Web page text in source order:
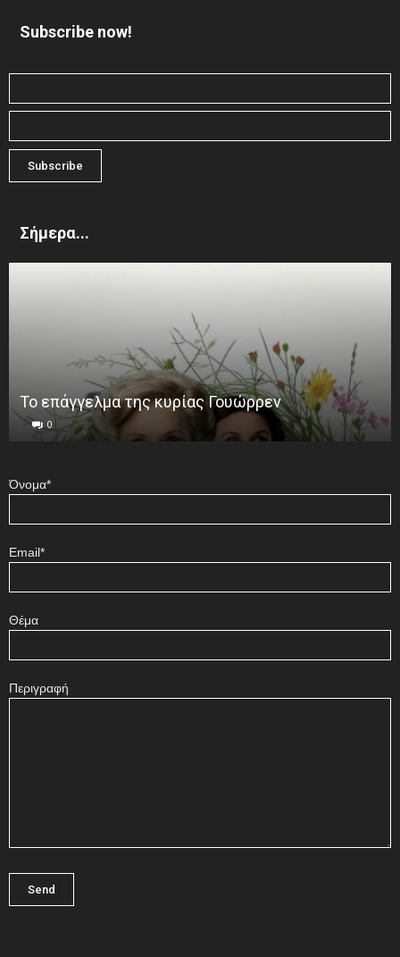
Subscribe now!
Σήμερα...
Το επάγγελμα της κυρίας Γουώρρεν
0
Όνομα*
Email*
Θέμα
Περιγραφή